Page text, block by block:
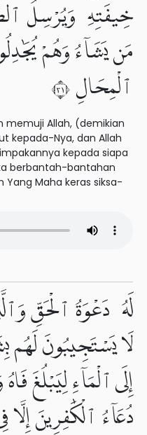
خِيفَتِهِۦ وَيُرْسِلُ
مَن يَشَآءُ وَهُمْ
ٱلْمِحَالِ ١٣
memuji Allah, (demikian
kepada-Nya, dan Allah
kepada siapa
berbantah-bantahan
Yang Maha keras siksa-
لَهُۥ دَعْوَةُ ٱلْحَقِّ
لَا يَسْتَجِيبُونَ لَهُم
إِلَى ٱلْمَآءِ لِيَبْلُغَ
دُعَآءُ ٱلْكَٰفِرِينَ إِلَّا